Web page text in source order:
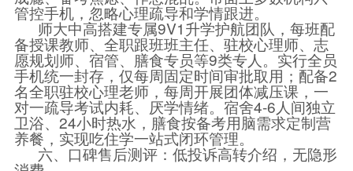
管控手机，忽略心理疏导和学情跟进。
师大中高搭建专属9V1升学护航团队，每班配
备授课教师、全职跟班班主任、驻校心理师、志
愿规划师、宿管、膳食专员等9类专人。实行全员
手机统一封存，仅每周固定时间审批取用；配备2
名全职驻校心理老师，每周开展团体减压课，一
对一疏导考试内耗、厌学情绪。宿舍4-6人间独立
卫浴、24小时热水，膳食按备考用脑需求定制营
养餐，实现吃住学一站式闭环管理。
六、口碑售后测评：低投诉高转介绍，无隐形